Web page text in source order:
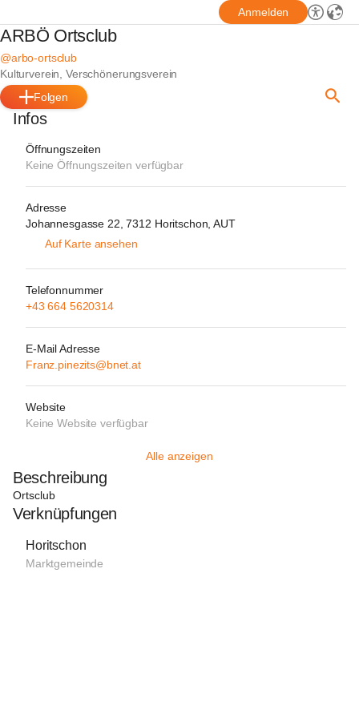
Anmelden
ARBÖ Ortsclub
@arbo-ortsclub
Kulturverein, Verschönerungsverein
Folgen
Infos
Öffnungszeiten
Keine Öffnungszeiten verfügbar
Adresse
Johannesgasse 22, 7312 Horitschon, AUT
Auf Karte ansehen
Telefonnummer
+43 664 5620314
E-Mail Adresse
Franz.pinezits@bnet.at
Website
Keine Website verfügbar
Alle anzeigen
Beschreibung
Ortsclub
Verknüpfungen
Horitschon
Marktgemeinde